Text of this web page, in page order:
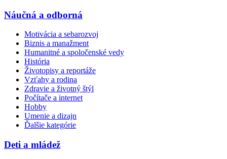
Náučná a odborná
Motivácia a sebarozvoj
Biznis a manažment
Humanitné a spoločenské vedy
História
Životopisy a reportáže
Vzťahy a rodina
Zdravie a životný štýl
Počítače a internet
Hobby
Umenie a dizajn
Ďalšie kategórie
Deti a mládež